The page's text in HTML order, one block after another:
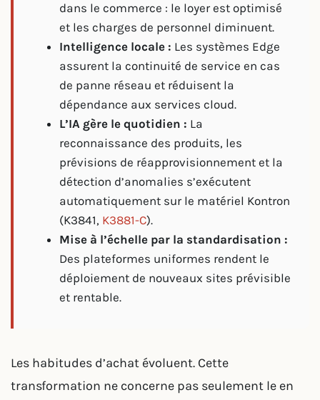
dans le commerce : le loyer est optimisé
et les charges de personnel diminuent.
Intelligence locale : Les systèmes Edge
assurent la continuité de service en cas
de panne réseau et réduisent la
dépendance aux services cloud.
L’IA gère le quotidien : La
reconnaissance des produits, les
prévisions de réapprovisionnement et la
détection d’anomalies s’exécutent
automatiquement sur le matériel Kontron
(K3841, K3881-C).
Mise à l’échelle par la standardisation :
Des plateformes uniformes rendent le
déploiement de nouveaux sites prévisible
et rentable.
Les habitudes d’achat évoluent. Cette
transformation ne concerne pas seulement le en